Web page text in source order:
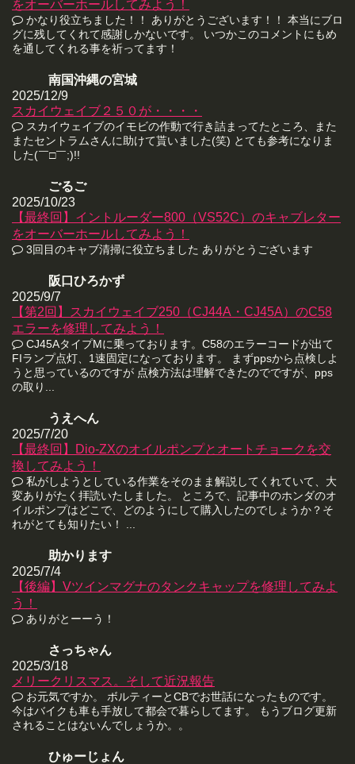
をオーバーホールしてみよう！
かなり役立ちました！！ ありがとうございます！！ 本当にブロ
グに残してくれて感謝しかないです。 いつかこのコメントにもめ
を通してくれる事を祈ってます！
南国沖縄の宮城
2025/12/9
スカイウェイブ２５０が・・・・
スカイウェイブのイモビの作動で行き詰まってたところ、また
またセントラムさんに助けて貰いました(笑) とても参考になりま
した(￣□￣;)!!
ごるご
2025/10/23
【最終回】イントルーダー800（VS52C）のキャブレター
をオーバーホールしてみよう！
3回目のキャブ清掃に役立ちました ありがとうございます
阪口ひろかず
2025/9/7
【第2回】スカイウェイブ250（CJ44A・CJ45A）のC58
エラーを修理してみよう！
CJ45AタイプMに乗っております。C58のエラーコードが出て
FIランプ点灯、1速固定になっております。 まずppsから点検しよ
うと思っているのですが 点検方法は理解できたのでですが、pps
の取り...
うえへん
2025/7/20
【最終回】Dio-ZXのオイルポンプとオートチョークを交
換してみよう！
私がしようとしている作業をそのまま解説してくれていて、大
変ありがたく拝読いたしました。 ところで、記事中のホンダのオ
イルポンプはどこで、どのようにして購入したのでしょうか？そ
れがとても知りたい！ ...
助かります
2025/7/4
【後編】Vツインマグナのタンクキャップを修理してみよ
う！
ありがとーーう！
さっちゃん
2025/3/18
メリークリスマス。そして近況報告
お元気ですか。 ボルティーとCBでお世話になったものです。
今はバイクも車も手放して都会で暮らしてます。 もうブログ更新
されることはないんでしょうか。。
ひゅーじょん